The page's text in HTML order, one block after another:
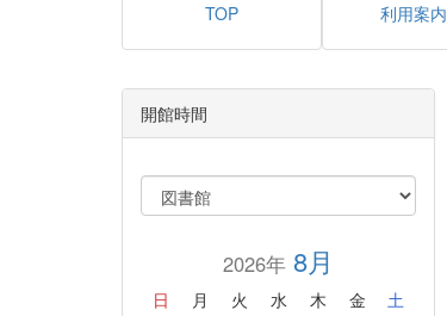
TOP 利用案内
開館時間
2026年8月
日 月 火 水 木 金 土